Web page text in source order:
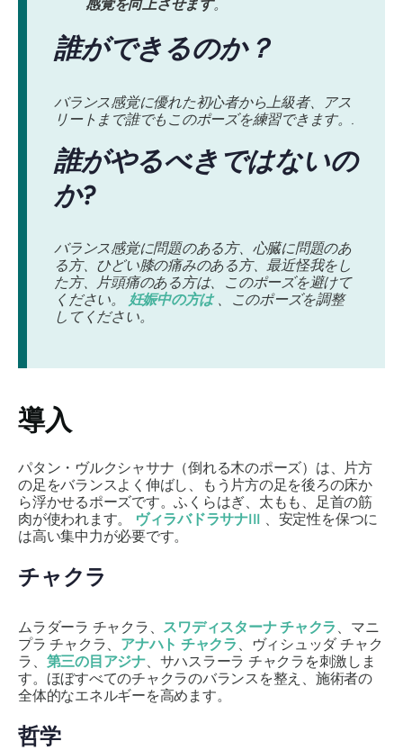
感覚を向上させます。
誰ができるのか？
バランス感覚に優れた初心者から上級者、アス
リートまで誰でもこのポーズを練習できます。.
誰がやるべきではないの
か?
バランス感覚に問題のある方、心臓に問題のあ
る方、ひどい膝の痛みのある方、最近怪我をし
た方、片頭痛のある方は、このポーズを避けて
ください。 妊娠中の方は、このポーズを調整
してください。
導入
パタン・ヴルクシャサナ （倒れる木のポーズ）は、片方
の足をバランスよく伸ばし、もう片方の足を後ろの床か
ら浮かせるポーズです。ふくらはぎ、太もも、足首の筋
肉が使われます。
ヴィラバドラサナIII 、安定性を保つに
は高い集中力が必要です。
チャクラ
ムラダーラ チャクラ スワディスターナ チャクラ
、マニ
プラ チャクラ、 アナハト チャクラ
、ヴィシュッダ チャク
ラ、 第三の目アジナ、サハスラーラ チャクラを刺激しま
す。ほぼすべてのチャクラのバランスを整え、施術者の
全体的なエネルギーを高めます。
哲学